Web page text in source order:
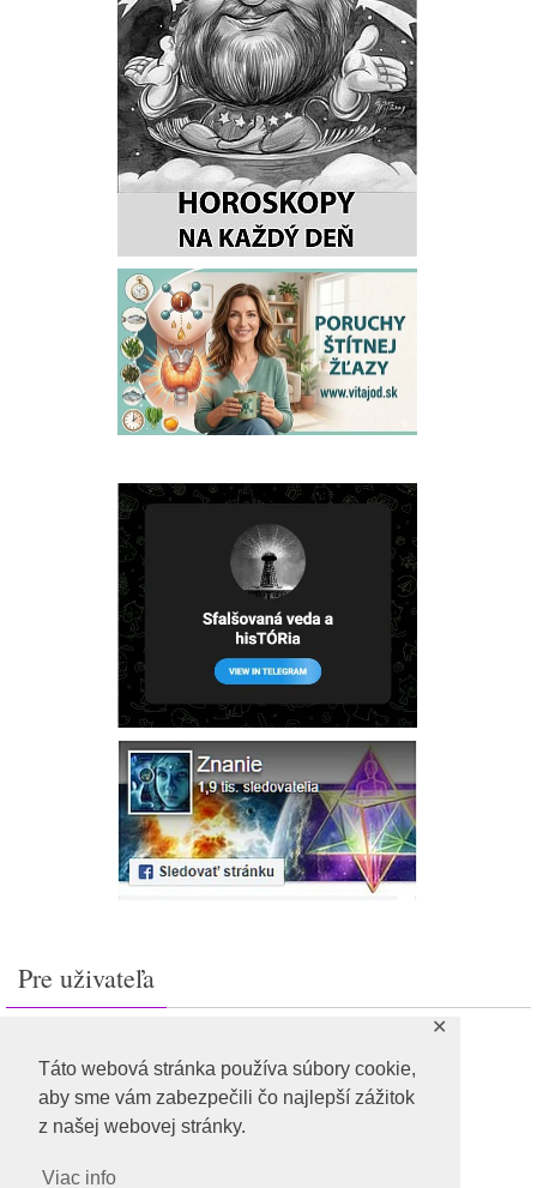
Táto webová stránka používa súbory cookie,
aby sme vám zabezpečili čo najlepší zážitok
z našej webovej stránky.
Viac info
✕
Pre uživateľa
Feed záznamov
RSS feed komentárov
WordPress.org